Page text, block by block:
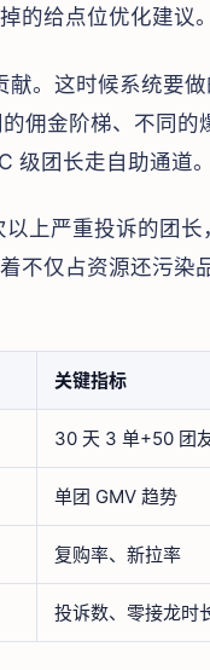
的给点位优化建议。
献。这时候系统要
佣金阶梯、不同的
级团长走自助通道。
上严重投诉的团
不仅占资源还污
关键指标
30 天 3 单+50 团
单团 GMV 趋势
复购率、新拉率
投诉数、零接龙时